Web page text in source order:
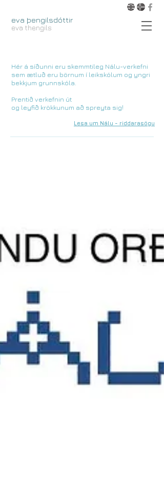
eva þengilsdóttir
eva thengils
Hér á síðunni eru skemmtileg Nálu-verkefni
sem ætluð eru börnum í leikskólum og yngri
bekkjum grunnskóla.
Prentið verkefnin út
og leyfið krökkunum að spreyta sig!
Lesa um Nálu - riddarasögu